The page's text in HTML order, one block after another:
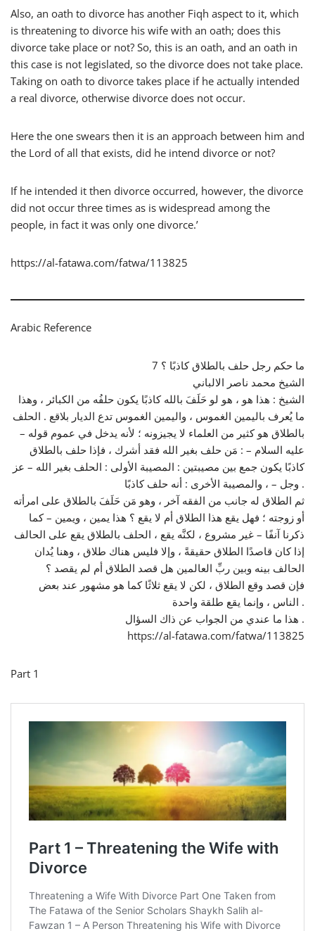
Also, an oath to divorce has another Fiqh aspect to it, which
is threatening to divorce his wife with an oath; does this
divorce take place or not? So, this is an oath, and an oath in
this case is not legislated, so the divorce does not take place.
Taking on oath to divorce takes place if he actually intended
a real divorce, otherwise divorce does not occur.
Here the one swears then it is an approach between him and
the Lord of all that exists, did he intend divorce or not?
If he intended it then divorce occurred, however, the divorce
did not occur three times as is widespread among the
people, in fact it was only one divorce.’
https://al-fatawa.com/fatwa/113825
Arabic Reference
7 ما حكم رجل حلف بالطلاق كاذبًا ؟
الشيخ محمد ناصر الالباني
الشيخ : هذا هو ، هو لو حَلَفَ بالله كاذبًا يكون حلفُه من الكبائر ، وهذا
ما يُعرف باليمين الغموس ، واليمين الغموس تدع الديار بلاقع . الحلف
بالطلاق هو كثير من العلماء لا يجيزونه ؛ لأنه يدخل في عموم قوله –
عليه السلام – : مَن حلف بغير الله فقد أشرك ، فإذا حلف بالطلاق
كاذبًا يكون جمع بين مصيبتين : المصيبة الأولى : الحلف بغير الله – عز
وجل – ، والمصيبة الأخرى : أنه حلف كاذبًا .
ثم الطلاق له جانب من الفقه آخر ، وهو مَن حَلَفَ بالطلاق على امرأته
أو زوجته ؛ فهل يقع هذا الطلاق أم لا يقع ؟ هذا يمين ، ويمين – كما
ذكرنا آنفًا – غير مشروع ، لكنَّه يقع ، الحلف بالطلاق يقع على الحالف
إذا كان قاصدًا الطلاق حقيقةً ، وإلا فليس هناك طلاق ، وهنا يُدان
الحالف بينه وبين ربِّ العالمين هل قصد الطلاق أم لم يقصد ؟
فإن قصد وقع الطلاق ، لكن لا يقع ثلاثًا كما هو مشهور عند بعض
الناس ، وإنما يقع طلقة واحدة .
هذا ما عندي من الجواب عن ذاك السؤال .
https://al-fatawa.com/fatwa/113825
Part 1